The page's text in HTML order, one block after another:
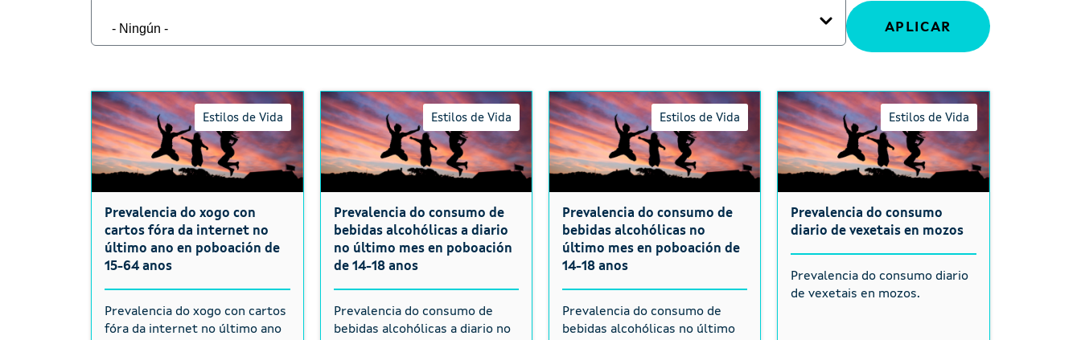
Estilos de Vida
Prevalencia do xogo con
cartos fóra da internet no
último ano en poboación de
15-64 anos
Prevalencia do xogo con cartos
fóra da internet no último ano
Estilos de Vida
Prevalencia do consumo de
bebidas alcohólicas a diario
no último mes en poboación
de 14-18 anos
Prevalencia do consumo de
bebidas alcohólicas a diario no
Estilos de Vida
Prevalencia do consumo de
bebidas alcohólicas no
último mes en poboación de
14-18 anos
Prevalencia do consumo de
bebidas alcohólicas no último
Estilos de Vida
Prevalencia do consumo
diario de vexetais en mozos
Prevalencia do consumo diario
de vexetais en mozos.